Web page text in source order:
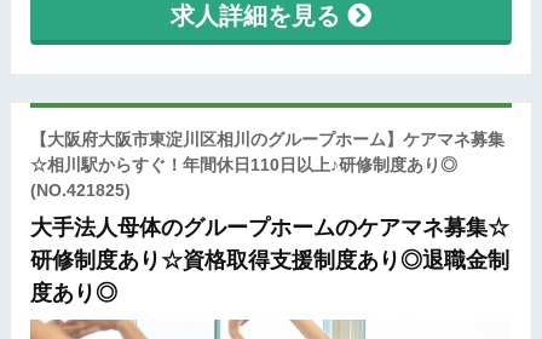
求人詳細を見る
【大阪府大阪市東淀川区相川のグループホーム】ケアマネ募集
☆相川駅からすぐ！年間休日110日以上♪研修制度あり◎
(NO.421825)
大手法人母体のグループホームのケアマネ募集☆
研修制度あり☆資格取得支援制度あり◎退職金制
度あり◎